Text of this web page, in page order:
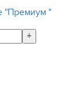
"Премиум "
+